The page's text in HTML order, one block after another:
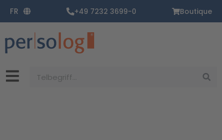
contenu
FR +49 7232 3699-0 Boutique